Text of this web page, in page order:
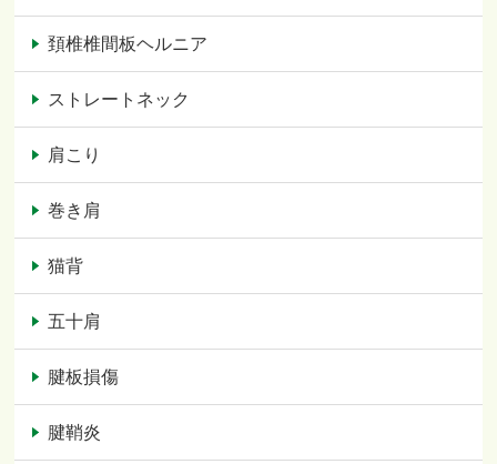
頚椎椎間板ヘルニア
ストレートネック
肩こり
巻き肩
猫背
五十肩
腱板損傷
腱鞘炎